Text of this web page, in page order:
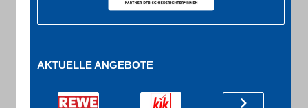
AKTUELLE ANGEBOTE